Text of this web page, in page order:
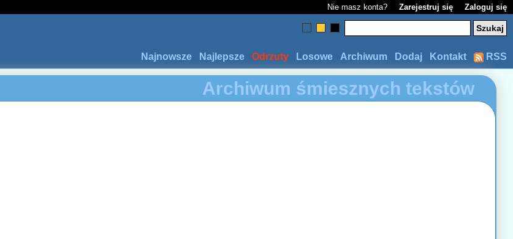
Nie masz konta? Zarejestruj się Zaloguj się
RSS
Kontakt
Dodaj
Archiwum
Losowe
Odrzuty
Najlepsze
Najnowsze
Archiwum śmiesznych tekstów